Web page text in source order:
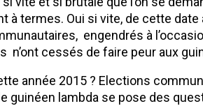
à termes. Oui si vite, de cette date
engendrés à
n’ont cessés de faire peur aux
année 2015 ? Elections
le guinéen lambda se pose des